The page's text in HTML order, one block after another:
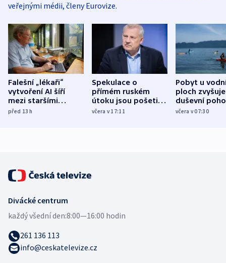
veřejnými médii, členy Eurovize.
Falešní „lékaři“
vytvoření AI šíří
mezi staršími
Poláky nebezpečné
před 13h
Spekulace o
přímém ruském
útoku jsou pošetilé,
míní estonský
včera v 17:11
Pobyt u
ploch zvyšuje
duševní
ukázala
včera v 07:30
Divácké centrum
každý všední den:8:00—16:00 hodin
261 136 113
info@ceskatelevize.cz